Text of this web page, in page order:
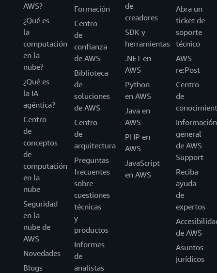
AWS?
¿Qué es
la
computación
en la
nube?
¿Qué es
la IA
agéntica?
Centro
de
conceptos
de
computación
en la
nube
Seguridad
en la
nube de
AWS
Novedades
Blogs
Formación
Centro
de
confianza
de AWS
Biblioteca
de
soluciones
de AWS
Centro
de
arquitectura
Preguntas
frecuentes
sobre
cuestiones
técnicas
y
productos
Informes
de
analistas
de
creadores
SDK y
herramientas
.NET en
AWS
Python
en AWS
Java en
AWS
PHP en
AWS
JavaScript
en AWS
Abra un
ticket de
soporte
técnico
AWS
re:Post
Centro
de
Información
general
de AWS
Support
Reciba
ayuda
de
expertos
de AWS
Asuntos
jurídicos